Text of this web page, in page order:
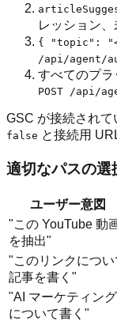
レッション
{ "topic":
/api/agent/
すべてのプ
POST /api/
GSC が接続され
false と接続用
適切なパスの選
ユーザー意図
"この YouTube 動
を抽出"
"このリンクについ
記事を書く"
"AI マーケティング
について書く"